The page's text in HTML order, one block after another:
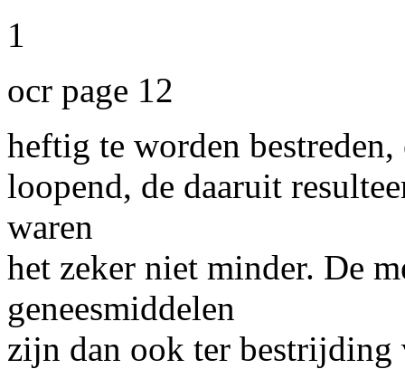
1
ocr page 12
heftig te worden
loopend, de daaruit
waren
het zeker niet minder. De
geneesmiddelen
zijn dan ook ter bestrijding